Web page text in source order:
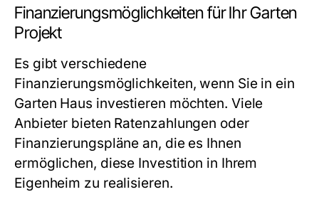
Finanzierungsmöglichkeiten für Ihr Garten
Projekt
Es gibt verschiedene
Finanzierungsmöglichkeiten, wenn Sie in ein
Garten Haus investieren möchten. Viele
Anbieter bieten Ratenzahlungen oder
Finanzierungspläne an, die es Ihnen
ermöglichen, diese Investition in Ihrem
Eigenheim zu realisieren.